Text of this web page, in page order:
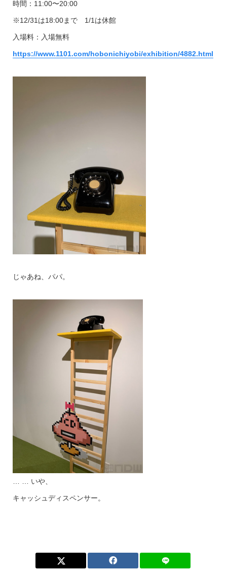
時間：11:00〜20:00
※12/31は18:00まで 1/1は休館
入場料：入場無料
https://www.1101.com/hobonichiyobi/exhibition/4882.html
じゃあね、パパ。
… … いや、
キャッシュディスペンサー。